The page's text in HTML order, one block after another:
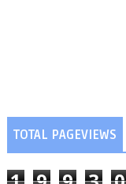
TOTAL PAGEVIEWS